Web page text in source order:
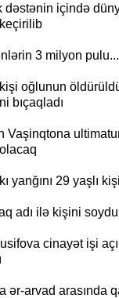
içində
3 milyon
oğlunun
bıçaqladı
yanğını 29 yaşlı
adı ilə kişini
cinayət işi
ər-arvad arasında